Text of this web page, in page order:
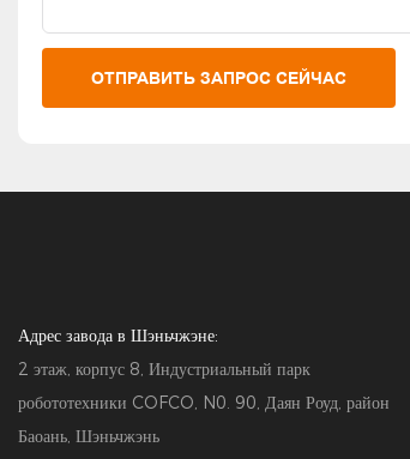
ОТПРАВИТЬ ЗАПРОС СЕЙЧАС
Адрес завода в Шэньчжэне:
2 этаж, корпус 8, Индустриальный парк
робототехники COFCO, N0. 90, Даян Роуд, район
Баоань, Шэньчжэнь